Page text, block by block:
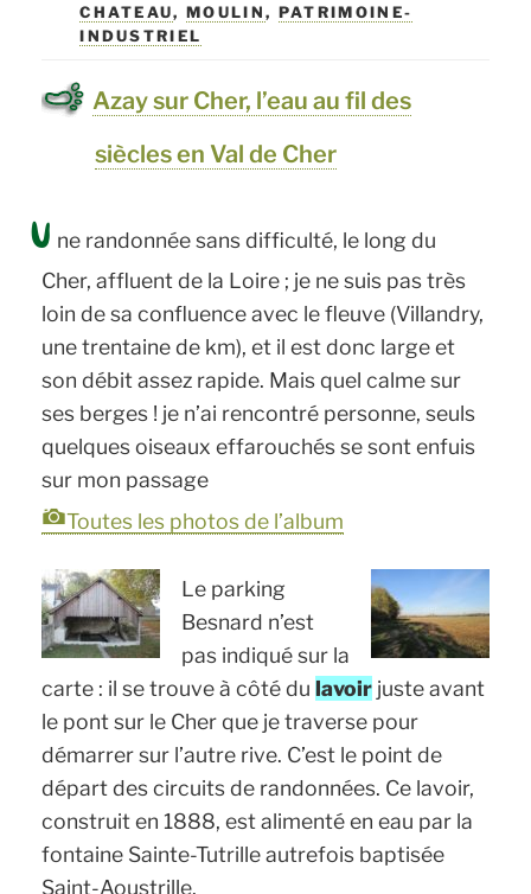
CHATEAU,MOULIN, PATRIMOINE-
INDUSTRIEL
Azay sur Cher, l’eau au fil des
siècles en Val de Cher
U ne randonnée sans difficulté, le long du
Cher, affluent de la Loire ; je ne suis pas très
loin de sa confluence avec le fleuve (Villandry,
une trentaine de km), et il est donc large et
son débit assez rapide. Mais quel calme sur
ses berges ! je n’ai rencontré personne, seuls
quelques oiseaux effarouchés se sont enfuis
sur mon passage
Toutes les photos de l’album
Le parking
Besnard n’est
pas indiqué sur la
carte : il se trouve à côté dulavoir juste avant
le pont sur le Cher que je traverse pour
démarrer sur l’autre rive. C’est le point de
départ des circuits de randonnées. Ce lavoir,
construit en 1888, est alimenté en eau par la
fontaine Sainte-Tutrille autrefois baptisée
Saint-Aoustrille.